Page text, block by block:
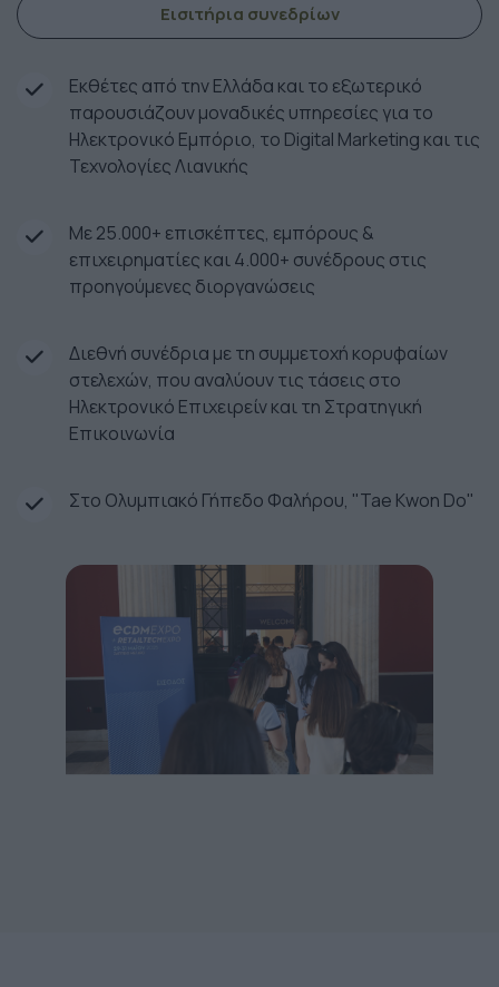
Εισιτήρια συνεδρίων
Εκθέτες από την Ελλάδα και το εξωτερικό
παρουσιάζουν μοναδικές υπηρεσίες για το
Ηλεκτρονικό Εμπόριο, το Digital Marketing και τις
Τεχνολογίες Λιανικής
Με 25.000+ επισκέπτες, εμπόρους &
επιχειρηματίες και 4.000+ συνέδρους στις
προηγούμενες διοργανώσεις
Διεθνή συνέδρια με τη συμμετοχή κορυφαίων
στελεχών, που αναλύουν τις τάσεις στο
Ηλεκτρονικό Επιχειρείν και τη Στρατηγική
Επικοινωνία
Στο Ολυμπιακό Γήπεδο Φαλήρου, "Tae Kwon Do"